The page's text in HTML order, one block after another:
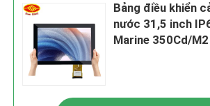
Bảng điều khiển
nước 31,5 inch
Marine 350Cd/M2